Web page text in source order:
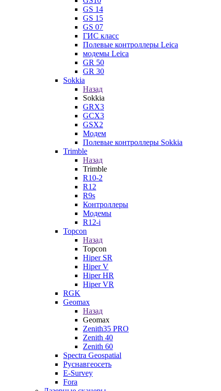
GS 14
GS 15
GS 07
ГИС класс
Полевые контроллеры Leica
модемы Leica
GR 50
GR 30
Sokkia
Назад
Sokkia
GRX3
GCX3
GSX2
Модем
Полевые контроллеры Sokkia
Trimble
Назад
Trimble
R10-2
R12
R9s
Контроллеры
Модемы
R12-i
Topcon
Назад
Topcon
Hiper SR
Hiper V
Hiper HR
Hiper VR
RGK
Geomax
Назад
Geomax
Zenith35 PRO
Zenith 40
Zenith 60
Spectra Geospatial
Руснавгеосеть
E-Survey
Fora